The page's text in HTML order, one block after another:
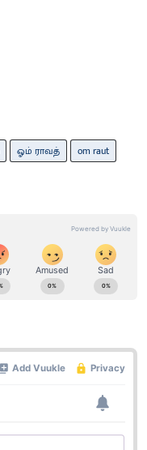
ஓம் ராவத்
om raut